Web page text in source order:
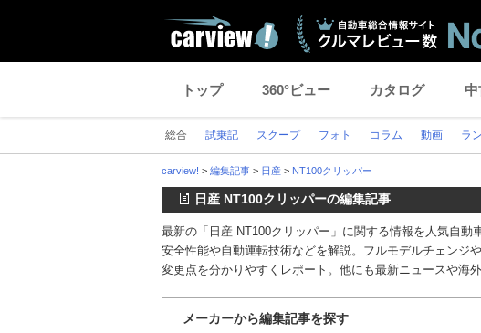
トップ 360°ビュー カタログ 中
総合 試乗記 スクープ フォト コラム 動画 ラ
carview! > 編集記事 > 日産 > NT100クリッパー
日産 NT100クリッパーの編集記事
最新の「日産 NT100クリッパー」に関する情報を人気自動
安全性能や自動運転技術などを解説。フルモデルチェンジ
変更点を分かりやすくレポート。他にも最新ニュースや海
メーカーから編集記事を探す